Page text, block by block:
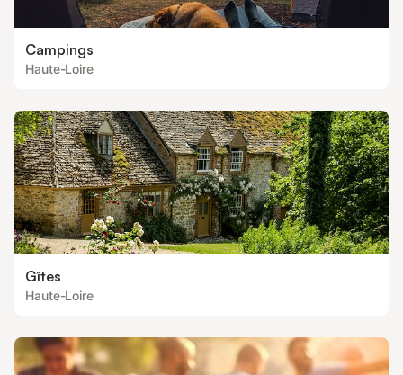
Campings
Haute-Loire
Gîtes
Haute-Loire